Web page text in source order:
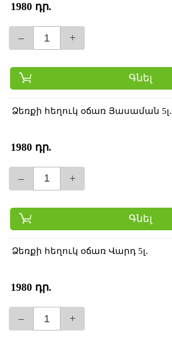
1980 դր.
– +
Գնել
Ձեռքի հեղուկ օճառ Յասաման 5լ․
1980 դր.
– +
Գնել
Ձեռքի հեղուկ օճառ Վարդ 5լ․
1980 դր.
– +